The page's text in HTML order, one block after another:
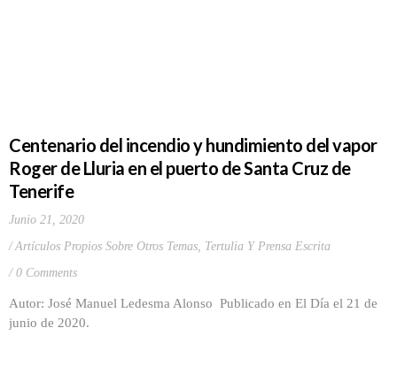
Centenario del incendio y hundimiento del vapor
Roger de Lluria en el puerto de Santa Cruz de
Tenerife
Junio 21, 2020
Artículos Propios Sobre Otros Temas, Tertulia Y Prensa Escrita
0 Comments
Autor: José Manuel Ledesma Alonso Publicado en El Día el 21 de
junio de 2020.